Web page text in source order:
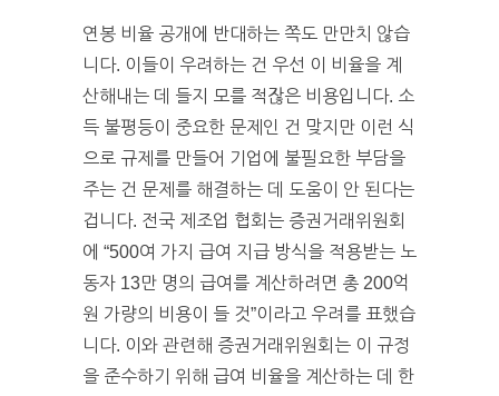
연봉 비율 공개에 반대하는 쪽도 만만치 않습
니다. 이들이 우려하는 건 우선 이 비율을 계
산해내는 데 들지 모를 적잖은 비용입니다. 소
득 불평등이 중요한 문제인 건 맞지만 이런 식
으로 규제를 만들어 기업에 불필요한 부담을
주는 건 문제를 해결하는 데 도움이 안 된다는
겁니다. 전국 제조업 협회는 증권거래위원회
에 “500여 가지 급여 지급 방식을 적용받는 노
동자 13만 명의 급여를 계산하려면 총 200억
원 가량의 비용이 들 것”이라고 우려를 표했습
니다. 이와 관련해 증권거래위원회는 이 규정
을 준수하기 위해 급여 비율을 계산하는 데 한